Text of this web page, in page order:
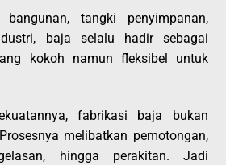
tangki penyimpanan,
baja selalu hadir sebagai
kokoh namun fleksibel untuk
fabrikasi baja bukan
melibatkan pemotongan,
hingga perakitan. Jadi